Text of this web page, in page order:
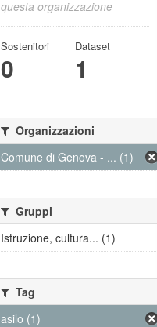
questa organizzazione
Sostenitori
0
Dataset
1
Organizzazioni
Comune di Genova - ... (1)
Gruppi
Istruzione, cultura... (1)
Tag
asilo (1)